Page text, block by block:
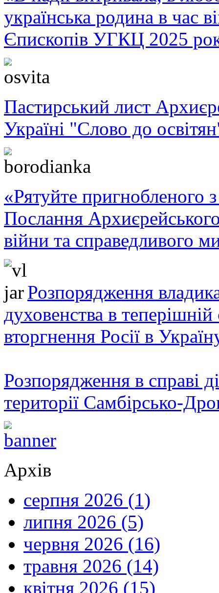
українська родина в час
Єпископів УГКЦ 2025
Пастирський лист
Україні "Слово до
«Рятуйте пригнобленого
Послання
війни та справедливого
Розпорядження
духовенства в теперішній
вторгнення Росії в
Розпорядження в справі
території Самбірсько-
Архів
серпня 2026 (1)
липня 2026 (5)
червня 2026 (16)
травня 2026 (14)
квітня 2026 (15)